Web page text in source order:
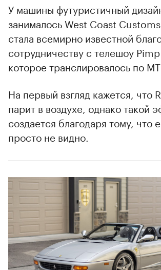
У машины футуристичный
занималось West Coast
стала всемирно известной
сотрудничеству с телешоу
которое транслировалось по
На первый взгляд кажется, что
парит в воздухе, однако такой
создается благодаря тому, что
просто не видно.